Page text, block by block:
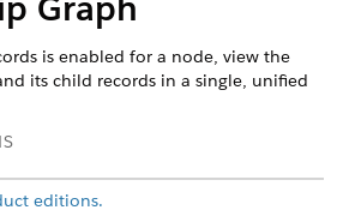
is enabled for a node, view the
its child records in a single, unified
editions.